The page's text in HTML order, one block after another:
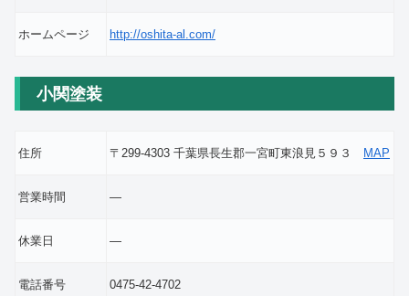
ホームページ http://oshita-al.com/
小関塗装
住所 〒299-4303 千葉県長生郡一宮町東浪見５９３ MAP
営業時間 ―
休業日 ―
電話番号 0475-42-4702